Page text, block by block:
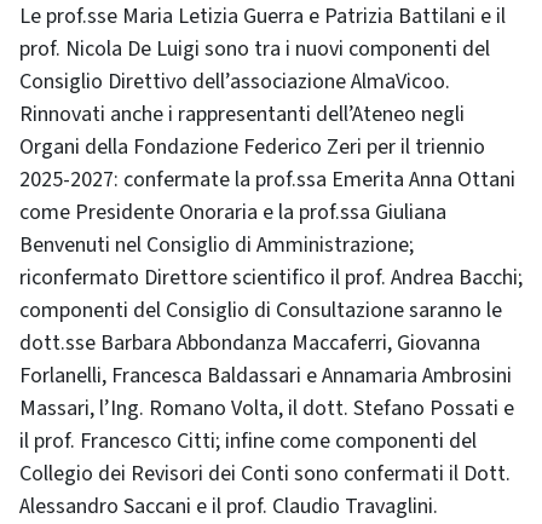
Le prof.sse Maria Letizia Guerra e Patrizia Battilani e il
prof. Nicola De Luigi sono tra i nuovi componenti del
Consiglio Direttivo dell’associazione AlmaVicoo.
Rinnovati anche i rappresentanti dell’Ateneo negli
Organi della Fondazione Federico Zeri per il triennio
2025-2027: confermate la prof.ssa Emerita Anna Ottani
come Presidente Onoraria e la prof.ssa Giuliana
Benvenuti nel Consiglio di Amministrazione;
riconfermato Direttore scientifico il prof. Andrea Bacchi;
componenti del Consiglio di Consultazione saranno le
dott.sse Barbara Abbondanza Maccaferri, Giovanna
Forlanelli, Francesca Baldassari e Annamaria Ambrosini
Massari, l’Ing. Romano Volta, il dott. Stefano Possati e
il prof. Francesco Citti; infine come componenti del
Collegio dei Revisori dei Conti sono confermati il Dott.
Alessandro Saccani e il prof. Claudio Travaglini.